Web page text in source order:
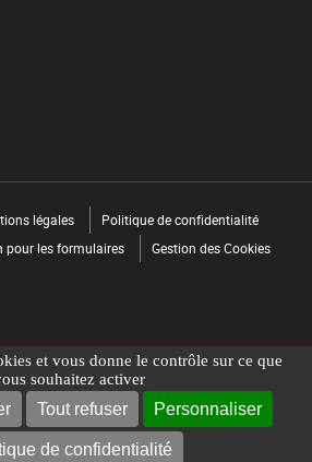
et vous donne le contrôle sur ce que
souhaitez activer
Tout refuser Personnaliser
de confidentialitéTROUVER UN MAGASIN
légales
Politique de confidentialité
pour les formulaires
Gestion des Cookies